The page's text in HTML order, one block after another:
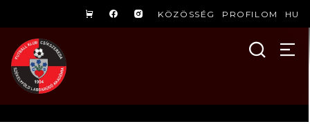
KÖZÖSSÉG PROFILOM HU